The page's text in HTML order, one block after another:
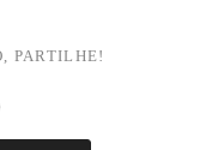
PARTILHE!